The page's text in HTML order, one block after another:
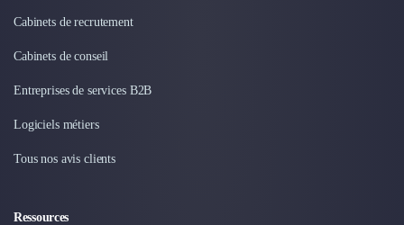
Cabinets de recrutement
Cabinets de conseil
Entreprises de services B2B
Logiciels métiers
Tous nos avis clients
Ressources